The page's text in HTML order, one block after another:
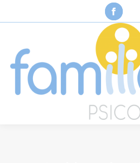
page
opens
in
new